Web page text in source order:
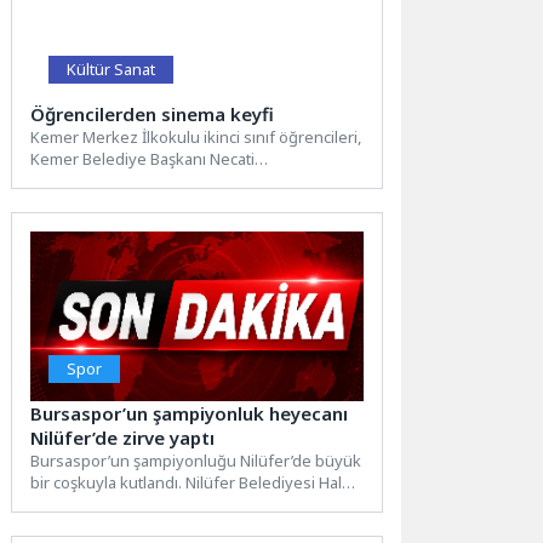
Kültür Sanat
Öğrencilerden sinema keyfi
Kemer Merkez İlkokulu ikinci sınıf öğrencileri,
Kemer Belediye Başkanı Necati
Spor
Bursaspor’un şampiyonluk heyecanı
Nilüfer’de zirve yaptı
Bursaspor’un şampiyonluğu Nilüfer’de büyük
bir coşkuyla kutlandı. Nilüfer Belediyesi Halk